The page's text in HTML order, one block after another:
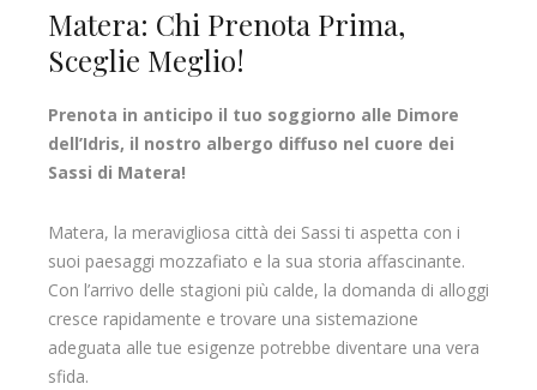
Matera: Chi Prenota Prima,
Sceglie Meglio!
Prenota in anticipo il tuo soggiorno alle Dimore
dell’Idris, il nostro albergo diffuso nel cuore dei
Sassi di Matera!
Matera, la meravigliosa città dei Sassi ti aspetta con i
suoi paesaggi mozzafiato e la sua storia affascinante.
Con l’arrivo delle stagioni più calde, la domanda di alloggi
cresce rapidamente e trovare una sistemazione
adeguata alle tue esigenze potrebbe diventare una vera
sfida.